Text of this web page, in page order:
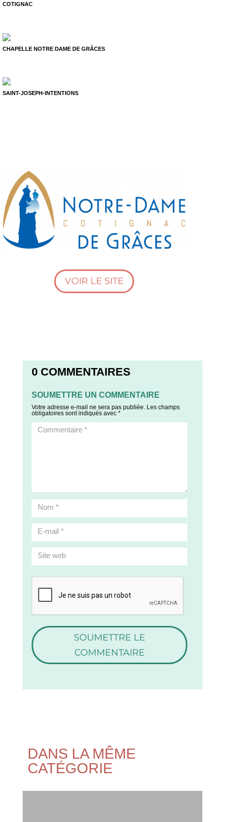
COTIGNAC
CHAPELLE NOTRE DAME DE GRÂCES
SAINT-JOSEPH-INTENTIONS
VOIR LE SITE
0 COMMENTAIRES
SOUMETTRE UN COMMENTAIRE
Votre adresse e-mail ne sera pas publiée. Les champs
obligatoires sont indiqués avec *
SOUMETTRE LE
COMMENTAIRE
DANS LA MÊME
CATÉGORIE